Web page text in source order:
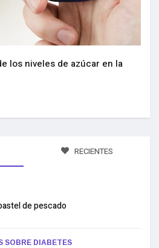
los niveles de azúcar en la
RECIENTES
de pescado
SOBRE DIABETES